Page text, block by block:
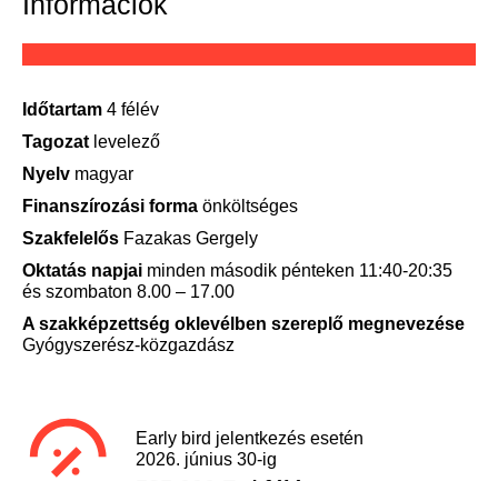
Időtartam 4 félév
Tagozat levelező
Nyelv magyar
Finanszírozási forma önköltséges
Szakfelelős Fazakas Gergely
Oktatás napjai minden második pénteken 11:40-20:35
és szombaton 8.00 – 17.00
A szakképzettség oklevélben szereplő megnevezése
Gyógyszerész-közgazdász
Early bird jelentkezés esetén
2026. június 30-ig